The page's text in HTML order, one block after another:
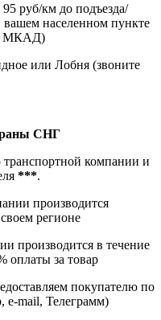
руб/км до подъезда/
населенном пункте
МКАД)
или Лобня (звоните
СНГ
транспортной компании и
***.
производится
регионе
производится в течение
оплаты за товар
покупателю по
e-mail, Телеграмм)